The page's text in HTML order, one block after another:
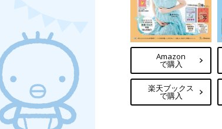
Amazon
で購入
楽天ブックス
で購入